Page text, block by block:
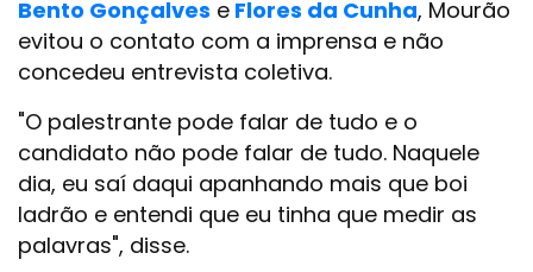
Bento Gonçalves e Flores da Cunha, Mourão
evitou o contato com a imprensa e não
concedeu entrevista coletiva.
"O palestrante pode falar de tudo e o
candidato não pode falar de tudo. Naquele
dia, eu saí daqui apanhando mais que boi
ladrão e entendi que eu tinha que medir as
palavras", disse.